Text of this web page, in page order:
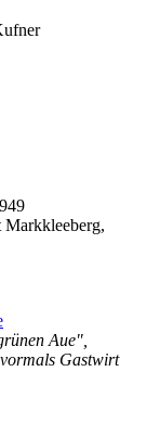
Markkleeberg,
Aue",
Gastwirt